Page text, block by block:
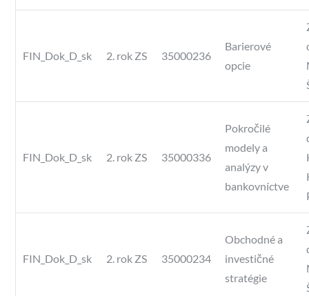
FIN_Dok_D_sk 2. rok ZS 35000236
Barierové
opcie
FIN_Dok_D_sk 2. rok ZS 35000336
Pokročilé
modely a
analýzy v
bankovníctve
FIN_Dok_D_sk 2. rok ZS 35000234
Obchodné a
investičné
stratégie